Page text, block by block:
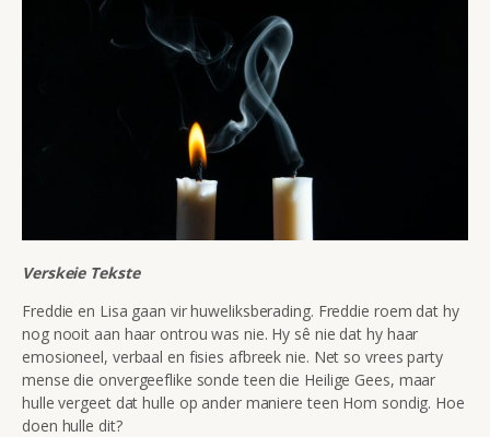
Verskeie Tekste
Freddie en Lisa gaan vir huweliksberading. Freddie roem dat hy
nog nooit aan haar ontrou was nie. Hy sê nie dat hy haar
emosioneel, verbaal en fisies afbreek nie. Net so vrees party
mense die onvergeeflike sonde teen die Heilige Gees, maar
hulle vergeet dat hulle op ander maniere teen Hom sondig. Hoe
doen hulle dit?